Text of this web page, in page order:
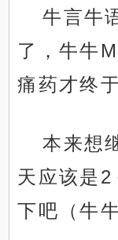
牛言牛
了，牛牛
痛药才终
本来想
天应该是
下吧（牛